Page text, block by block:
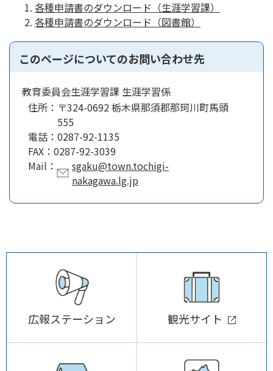
各種申請書のダウンロード（生涯学習課）
各種申請書のダウンロード（図書館）
このページについてのお問い合わせ先
教育委員会生涯学習課 生涯学習係
住所： 〒324-0692 栃木県那須郡那珂川町馬頭
555
電話： 0287-92-1135
FAX： 0287-92-3039
Mail：
sgaku@town.tochigi-
nakagawa.lg.jp
広報ステーション 観光サイト